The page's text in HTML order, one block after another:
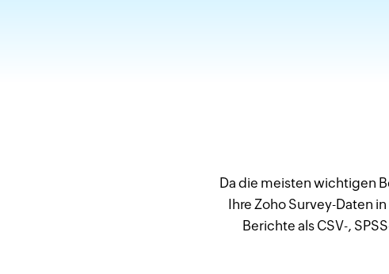
Da die meisten wichtigen
Ihre Zoho Survey-Daten
Berichte als CSV-,